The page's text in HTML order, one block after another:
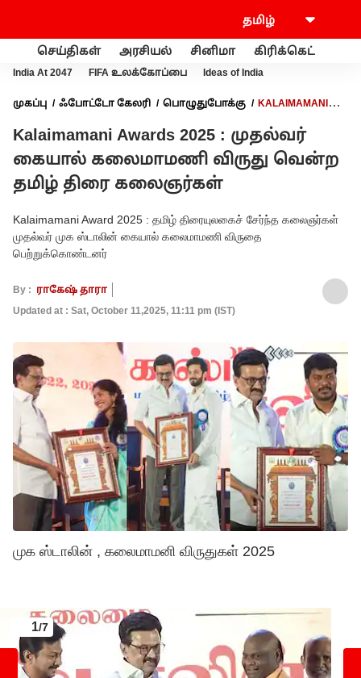
செய்திகள் அரசியல் சினிமா கிரிக்கெட்
India At 2047 FIFA உலக்கோப்பை Ideas of India
முகப்பு ஃபோட்டோ கேலரி பொழுதுபோக்கு
KALAIMAMANI
தமிழ் திரை கலைஞர்கள்
Kalaimamani Awards 2025 : முதல்வர்
கையால் கலைமாமணி விருது வென்ற
தமிழ் திரை கலைஞர்கள்
Kalaimamani Award 2025 : தமிழ் திரையுலகைச் சேர்ந்த கலைஞர்கள்
முதல்வர் முக ஸ்டாலின் கையால் கலைமாமணி விருதை
பெற்றுக்கொண்டனர்
By : ராகேஷ் தாரா
Updated at : Sat, October 11,2025, 11:11 pm (IST)
முக ஸ்டாலின் , கலைமாமனி விருதுகள் 2025
1/7